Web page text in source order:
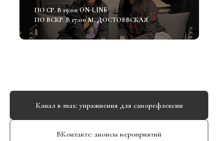
ПО СР. В 19:00 ON-LINE
ПО ВСКР. В 17:00 М. ДОСТОЕВСКАЯ
Канал в max: упражнения для саморефлексии
ВКонтакте: анонсы мероприятий